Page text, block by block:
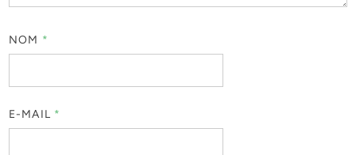
NOM *
E-MAIL *